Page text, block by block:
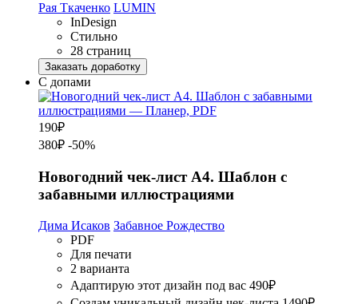
Рая Ткаченко LUMIN
InDesign
Стильно
28 страниц
Заказать доработку
С допами
190₽
380₽ -50%
Новогодний чек-лист А4. Шаблон с
забавными иллюстрациями
Дима Исаков Забавное Рождество
PDF
Для печати
2 варианта
Адаптирую этот дизайн под вас 490₽